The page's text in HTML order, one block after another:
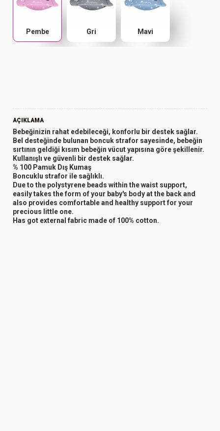
Pembe Gri Mavi
AÇIKLAMA
Bebeğinizin rahat edebileceği, konforlu bir destek sağlar.
Bel desteğinde bulunan boncuk strafor sayesinde, bebeğin
sırtının geldiği kısım bebeğin vücut yapısına göre şekillenir.
Kullanışlı ve güvenli bir destek sağlar.
% 100 Pamuk Dış Kumaş
Boncuklu strafor ile sağlıklı.
Due to the polystyrene beads within the waist support,
easily takes the form of your baby's body at the back and
also provides comfortable and healthy support for your
precious little one.
Has got external fabric made of 100% cotton.